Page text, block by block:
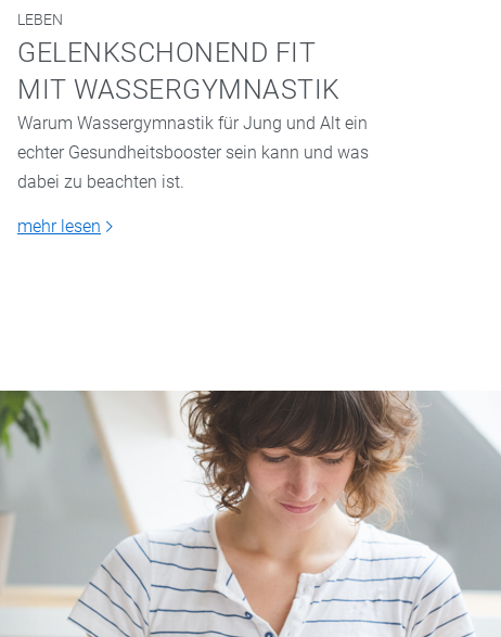
LEBEN
GELENKSCHONEND FIT
MIT WASSERGYMNASTIK
Warum Wassergymnastik für Jung und Alt ein
echter Gesundheitsbooster sein kann und was
dabei zu beachten ist.
mehr lesen